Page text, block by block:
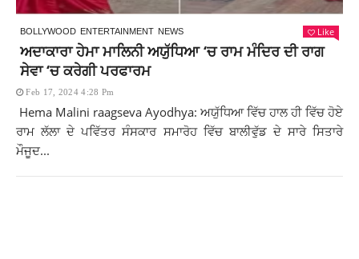
BOLLYWOOD ENTERTAINMENT NEWS Like
ਅਦਾਕਾਰਾ ਹੇਮਾ ਮਾਲਿਨੀ ਅਯੁੱਧਿਆ ‘ਚ ਰਾਮ ਮੰਦਿਰ ਦੀ ਰਾਗ
ਸੇਵਾ ‘ਚ ਕਰੇਗੀ ਪਰਫਾਰਮ
Feb 17, 2024 4:28 Pm
Hema Malini raagseva Ayodhya: ਅਯੁੱਧਿਆ ਵਿੱਚ ਹਾਲ ਹੀ ਵਿੱਚ ਹੋਏ
ਰਾਮ ਲੱਲਾ ਦੇ ਪਵਿੱਤਰ ਸੰਸਕਾਰ ਸਮਾਰੋਹ ਵਿੱਚ ਬਾਲੀਵੁੱਡ ਦੇ ਸਾਰੇ ਸਿਤਾਰੇ
ਮੌਜੂਦ...